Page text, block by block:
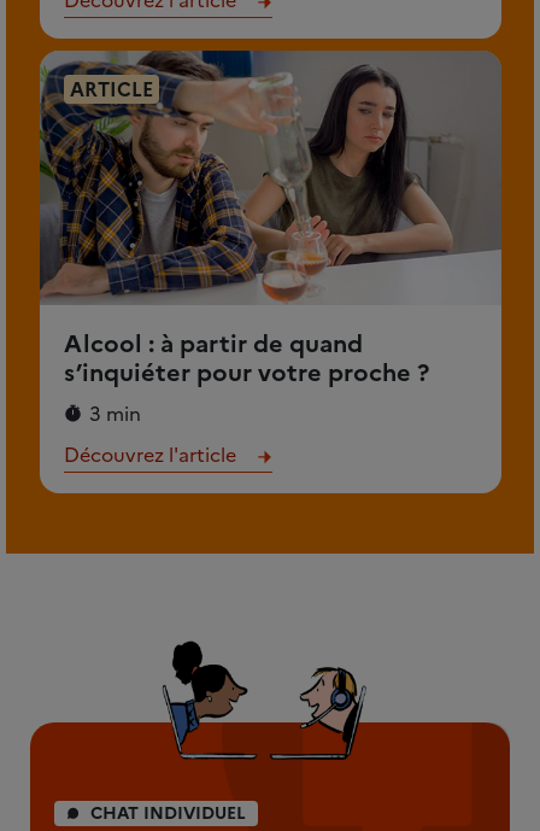
ARTICLE
Alcool : à partir de quand
s’inquiéter pour votre proche ?
3 min
Découvrez l'article
CHAT INDIVIDUEL